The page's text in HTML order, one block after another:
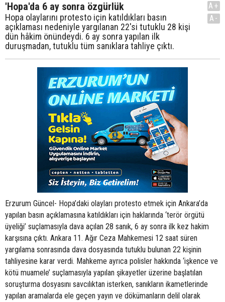
'Hopa'da 6 ay sonra özgürlük
Hopa olaylarını protesto için katıldıkları basın
açıklaması nedeniyle yargılanan 22'si tutuklu 28 kişi
dün hâkim önündeydi. 6 ay sonra yapılan ilk
duruşmadan, tutuklu tüm sanıklara tahliye çıktı.
A+
A-
Erzurum Güncel- Hopa’daki olayları protesto etmek için Ankara’da
yapılan basın açıklamasına katıldıkları için haklarında ‘terör örgütü
üyeliği’ suçlamasıyla dava açılan 28 sanık, 6 ay sonra ilk kez hakim
karşısına çıktı. Ankara 11. Ağır Ceza Mahkemesi 12 saat süren
yargılama sonrasında dava dosyasında tutuklu bulunan 22 kişinin
tahliyesine karar verdi. Mahkeme ayrıca polisler hakkında ‘işkence ve
kötü muamele’ suçlamasıyla yapılan şikayetler üzerine başlatılan
soruşturma dosyasını savcılıktan isterken, sanıkların ikametlerinde
yapılan aramalarda ele geçen yayın ve dökümanların delil olarak